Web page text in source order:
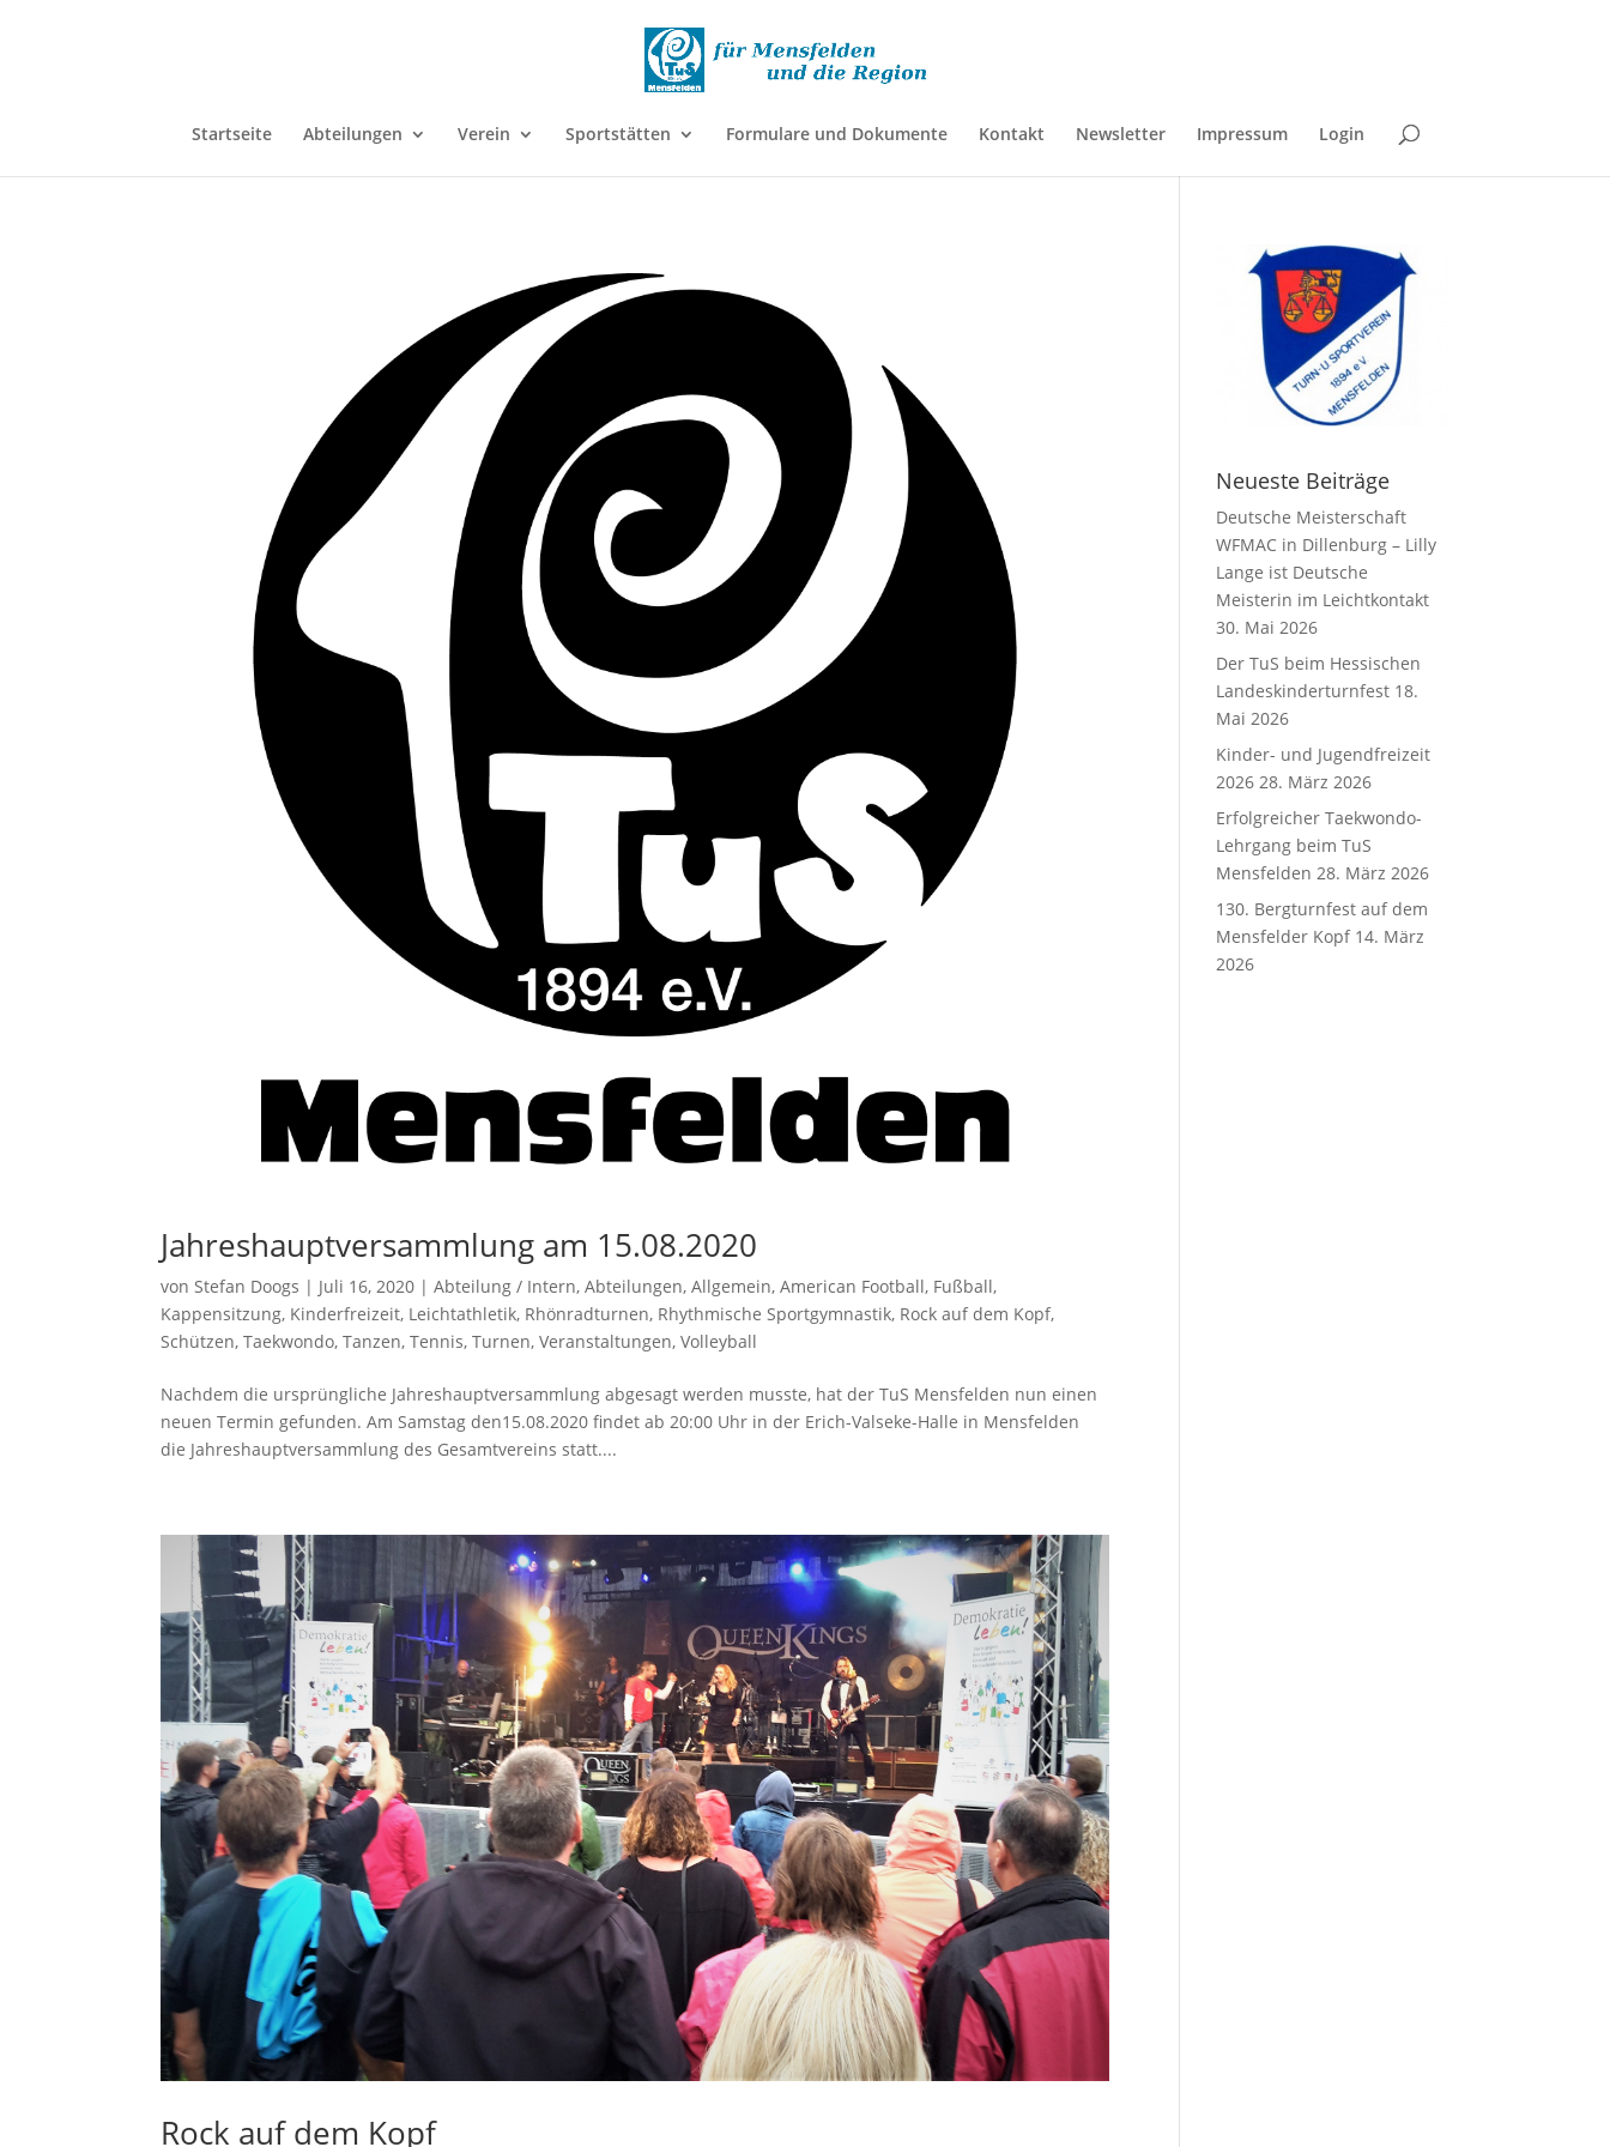
Startseite Abteilungen Verein Sportstätten Formulare und Dokumente Kontakt Newsletter Impressum Login
Jahreshauptversammlung am 15.08.2020
von Stefan Doogs | Juli 16, 2020 |Abteilung / Intern,Abteilungen,Allgemein,American Football, Fußball,
Kappensitzung, Kinderfreizeit, Leichtathletik, Rhönradturnen, Rhythmische Sportgymnastik, Rock auf dem Kopf,
Schützen,Taekwondo,Tanzen,Tennis,Turnen,Veranstaltungen,Volleyball
Nachdem die ursprüngliche Jahreshauptversammlung abgesagt werden musste, hat der TuS Mensfelden nun einen
neuen Termin gefunden. Am Samstag den15.08.2020 findet ab 20:00 Uhr in der Erich-Valseke-Halle in Mensfelden
die Jahreshauptversammlung des Gesamtvereins statt....
Rock auf dem Kopf
Neueste Beiträge
Deutsche Meisterschaft
WFMAC in Dillenburg – Lilly
Lange ist Deutsche
Meisterin im Leichtkontakt
30. Mai 2026
Der TuS beim Hessischen
Landeskinderturnfest 18.
Mai 2026
Kinder- und Jugendfreizeit
2026 28. März 2026
Erfolgreicher Taekwondo-
Lehrgang beim TuS
Mensfelden 28. März 2026
130. Bergturnfest auf dem
Mensfelder Kopf 14. März
2026